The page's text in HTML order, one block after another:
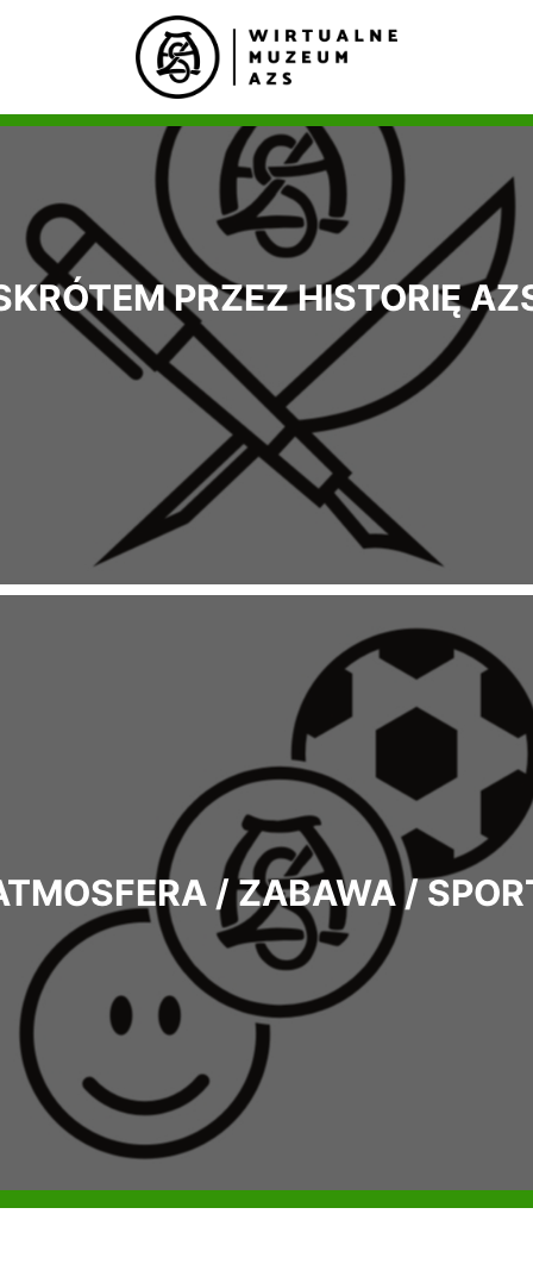
PRZEZ HISTORIĘ
/ ZABAWA /